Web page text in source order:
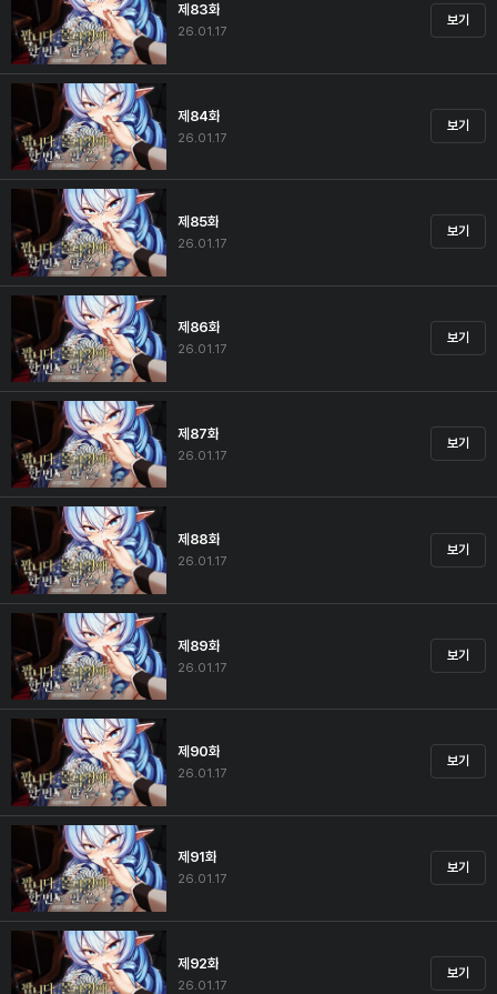
제83화
26.01.17
보기
제84화
26.01.17
보기
제85화
26.01.17
보기
제86화
26.01.17
보기
제87화
26.01.17
보기
제88화
26.01.17
보기
제89화
26.01.17
보기
제90화
26.01.17
보기
제91화
26.01.17
보기
제92화
26.01.17
보기